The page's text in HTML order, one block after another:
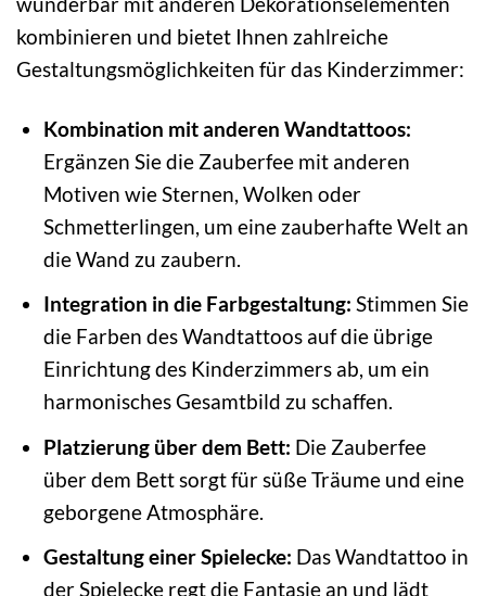
kombinieren und bietet Ihnen zahlreiche
Gestaltungsmöglichkeiten für das Kinderzimmer:
Kombination mit anderen Wandtattoos:
Ergänzen Sie die Zauberfee mit anderen
Motiven wie Sternen, Wolken oder
Schmetterlingen, um eine zauberhafte Welt an
die Wand zu zaubern.
Integration in die Farbgestaltung: Stimmen Sie
die Farben des Wandtattoos auf die übrige
Einrichtung des Kinderzimmers ab, um ein
harmonisches Gesamtbild zu schaffen.
Platzierung über dem Bett: Die Zauberfee
über dem Bett sorgt für süße Träume und eine
geborgene Atmosphäre.
Gestaltung einer Spielecke: Das Wandtattoo in
der Spielecke regt die Fantasie an und lädt